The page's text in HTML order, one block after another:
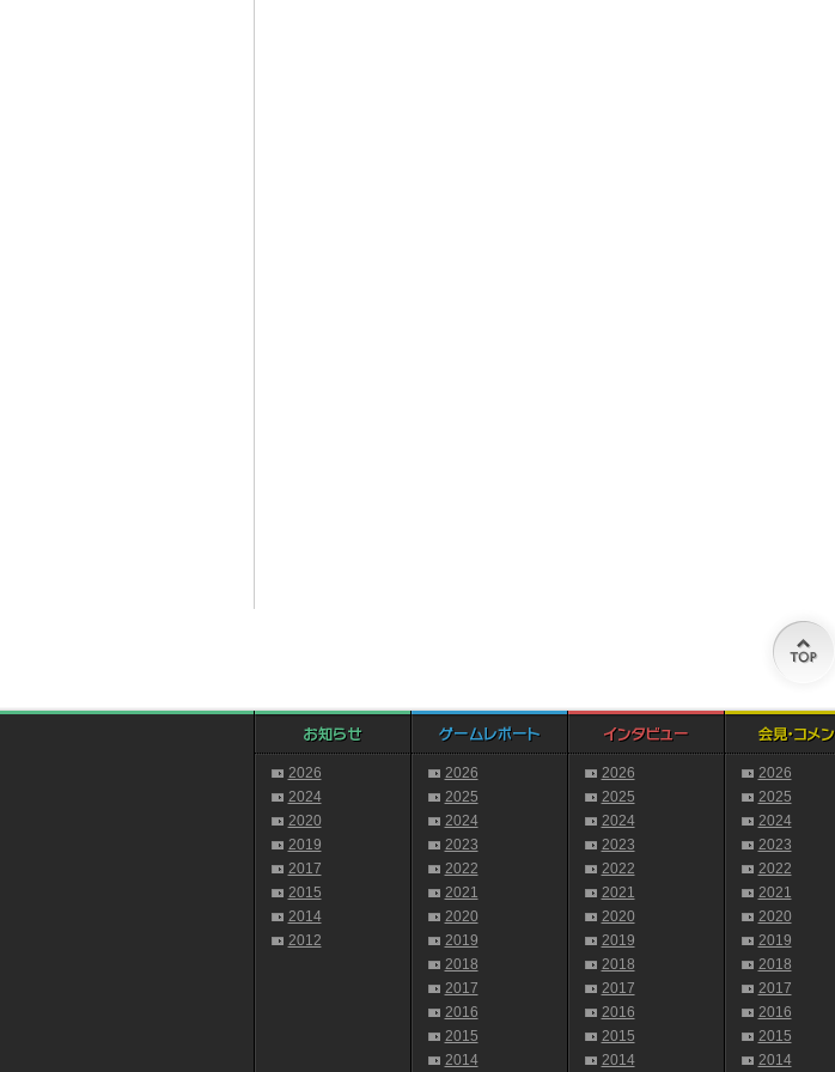
2026
2024
2020
2019
2017
2015
2014
2012
2026
2025
2024
2023
2022
2021
2020
2019
2018
2017
2016
2015
2014
2026
2025
2024
2023
2022
2021
2020
2019
2018
2017
2016
2015
2014
2026
2025
2024
2023
2022
2021
2020
2019
2018
2017
2016
2015
2014